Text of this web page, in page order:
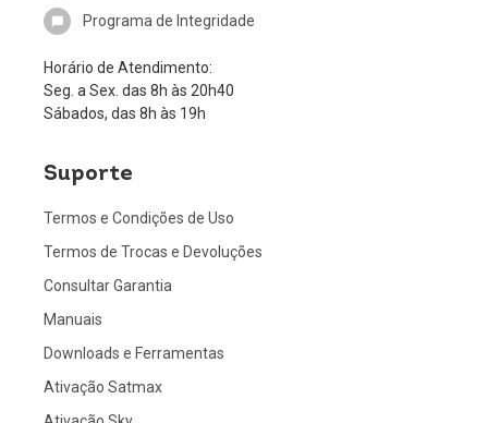
Programa de Integridade
Horário de Atendimento:
Seg. a Sex. das 8h às 20h40
Sábados, das 8h às 19h
Suporte
Termos e Condições de Uso
Termos de Trocas e Devoluções
Consultar Garantia
Manuais
Downloads e Ferramentas
Ativação Satmax